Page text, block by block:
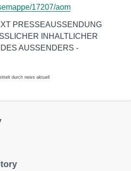
17207/aom
PRESSEAUSSENDUNG
INHALTLICHER
AUSSENDERS -
durch news aktuell